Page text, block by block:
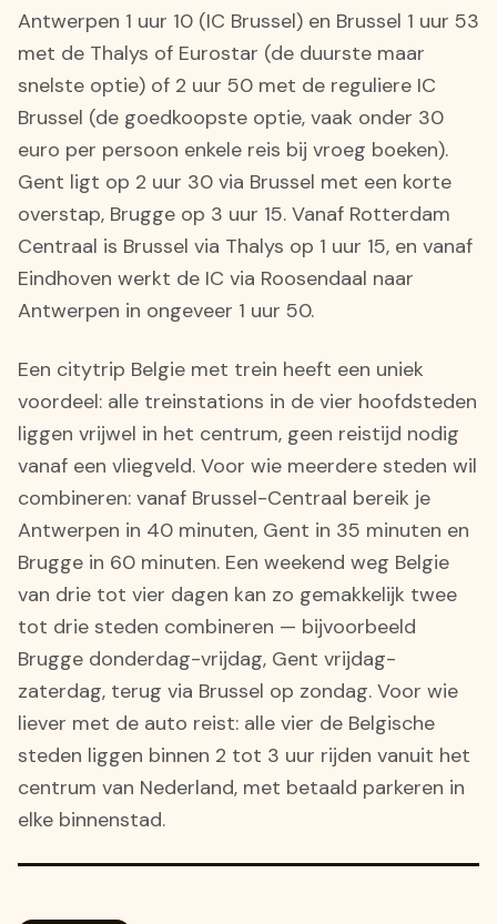
Antwerpen 1 uur 10 (IC Brussel) en Brussel 1 uur 53
met de Thalys of Eurostar (de duurste maar
snelste optie) of 2 uur 50 met de reguliere IC
Brussel (de goedkoopste optie, vaak onder 30
euro per persoon enkele reis bij vroeg boeken).
Gent ligt op 2 uur 30 via Brussel met een korte
overstap, Brugge op 3 uur 15. Vanaf Rotterdam
Centraal is Brussel via Thalys op 1 uur 15, en vanaf
Eindhoven werkt de IC via Roosendaal naar
Antwerpen in ongeveer 1 uur 50.
Een citytrip Belgie met trein heeft een uniek
voordeel: alle treinstations in de vier hoofdsteden
liggen vrijwel in het centrum, geen reistijd nodig
vanaf een vliegveld. Voor wie meerdere steden wil
combineren: vanaf Brussel-Centraal bereik je
Antwerpen in 40 minuten, Gent in 35 minuten en
Brugge in 60 minuten. Een weekend weg Belgie
van drie tot vier dagen kan zo gemakkelijk twee
tot drie steden combineren — bijvoorbeeld
Brugge donderdag-vrijdag, Gent vrijdag-
zaterdag, terug via Brussel op zondag. Voor wie
liever met de auto reist: alle vier de Belgische
steden liggen binnen 2 tot 3 uur rijden vanuit het
centrum van Nederland, met betaald parkeren in
elke binnenstad.